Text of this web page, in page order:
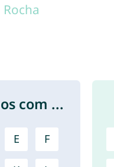
com ...
E F